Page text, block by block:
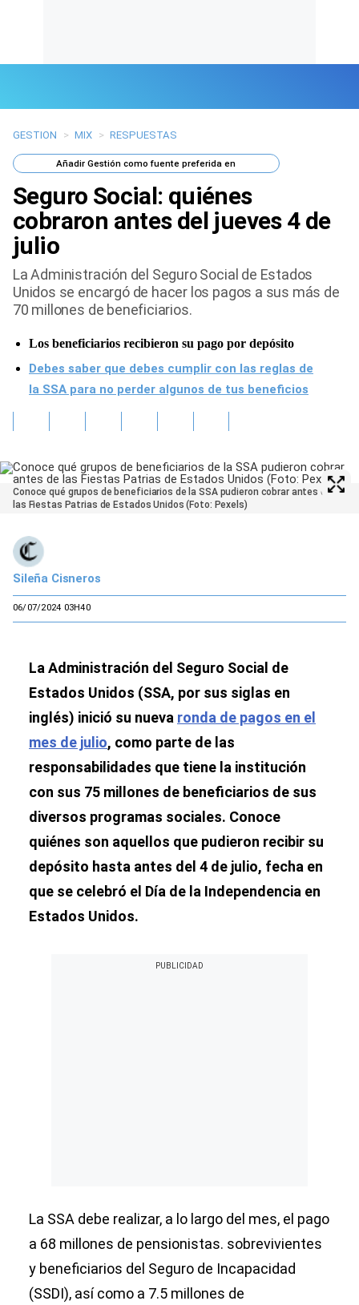
Últimas Noticias
Mi Bolsillo
Respuestas
Gente
Vida Laboral
GESTION > MIX > RESPUESTAS
AñadirGestión como fuente preferida en
Seguro Social: quiénes
cobraron antes del jueves 4 de
julio
La Administración del Seguro Social de Estados
Unidos se encargó de hacer los pagos a sus más de
70 millones de beneficiarios.
Los beneficiarios recibieron su pago por depósito
Debes saber que debes cumplir con las reglas de
la SSA para no perder algunos de tus beneficios
Conoce qué grupos de beneficiarios de la SSA pudieron cobrar antes de
las Fiestas Patrias de Estados Unidos (Foto: Pexels)
Sileña Cisneros
06/07/2024 03H40
La Administración del Seguro Social de
Estados Unidos (SSA, por sus siglas en
inglés) inició su nueva ronda de pagos en el
mes de julio, como parte de las
responsabilidades que tiene la institución
con sus 75 millones de beneficiarios de sus
diversos programas sociales. Conoce
quiénes son aquellos que pudieron recibir su
depósito hasta antes del 4 de julio, fecha en
que se celebró el Día de la Independencia en
Estados Unidos.
La SSA debe realizar, a lo largo del mes, el pago
a 68 millones de pensionistas. sobrevivientes
y beneficiarios del Seguro de Incapacidad
(SSDI), así como a 7.5 millones de